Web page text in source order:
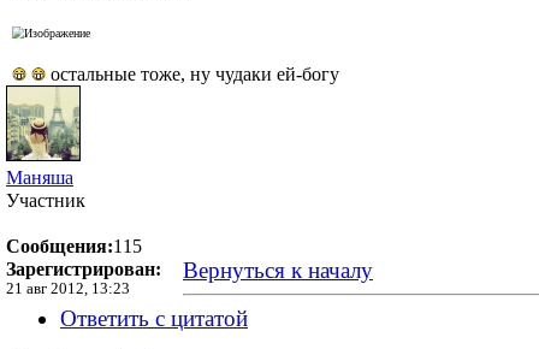
остальные тоже, ну чудаки ей-богу
Маняша
Участник
Сообщения:115
Зарегистрирован:
21 авг 2012, 13:23
Вернуться к началу
Ответить с цитатой